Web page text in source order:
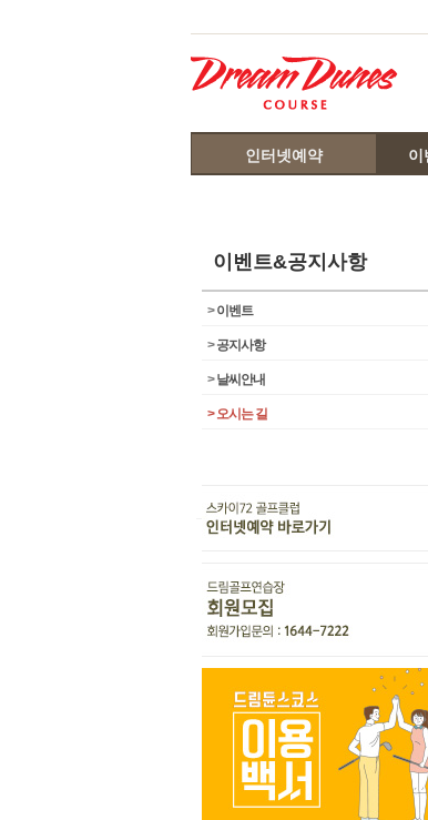
인터넷예약 이
이벤트&공지사항
>이벤트
>공지사항
>날씨안내
>오시는 길